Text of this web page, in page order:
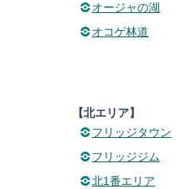
オージャの湖
オコゲ林道
【北エリア】
フリッジタウン
フリッジジム
北1番エリア